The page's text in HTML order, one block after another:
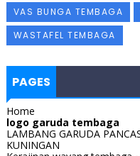
VAS BUNGA TEMBAGA
WASTAFEL TEMBAGA
PAGES
Home
logo garuda tembaga
LAMBANG GARUDA
KUNINGAN